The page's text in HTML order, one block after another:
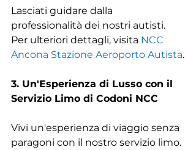
Lasciati guidare dalla
professionalità dei nostri autisti.
Per ulteriori dettagli, visita NCC
Ancona Stazione Aeroporto Autista.
3. Un'Esperienza di Lusso con il
Servizio Limo di Codoni NCC
Vivi un'esperienza di viaggio senza
paragoni con il nostro servizio limo.